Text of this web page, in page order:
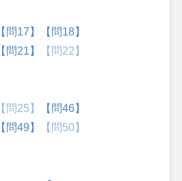
【問17】
【問18】
【問21】
【問22】
【問25】
【問46】
【問49】
【問50】